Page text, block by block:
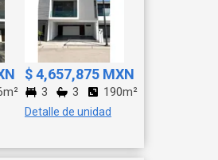
$ 4,657,875 MXN
3 3 190m²
Detalle de unidad